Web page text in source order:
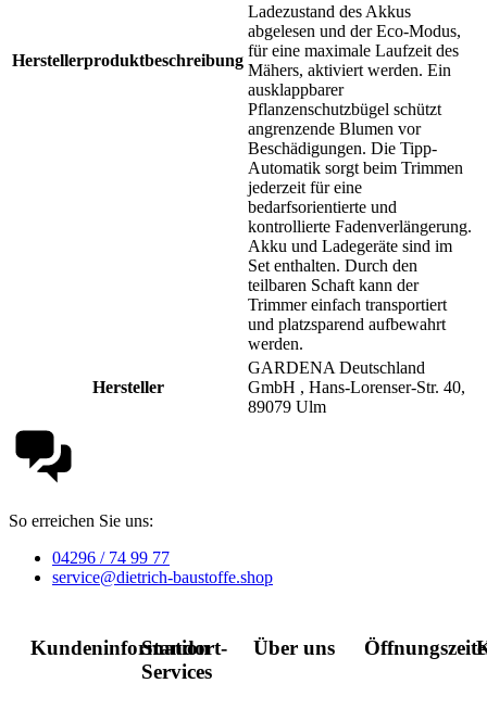
Herstellerproduktbeschreibung
Ladezustand des Akkus
abgelesen und der Eco-Modus,
für eine maximale Laufzeit des
Mähers, aktiviert werden. Ein
ausklappbarer
Pflanzenschutzbügel schützt
angrenzende Blumen vor
Beschädigungen. Die Tipp-
Automatik sorgt beim Trimmen
jederzeit für eine
bedarfsorientierte und
kontrollierte Fadenverlängerung.
Akku und Ladegeräte sind im
Set enthalten. Durch den
teilbaren Schaft kann der
Trimmer einfach transportiert
und platzsparend aufbewahrt
werden.
Hersteller
GARDENA Deutschland
GmbH , Hans-Lorenser-Str. 40,
89079 Ulm
So erreichen Sie uns:
04296 / 74 99 77
service@dietrich-baustoffe.shop
Kundeninformation
Standort-
Services
Über uns